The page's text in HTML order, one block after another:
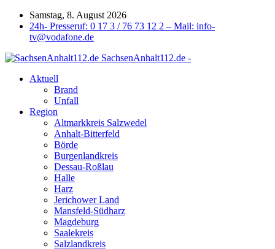
Samstag, 8. August 2026
24h- Presseruf: 0 17 3 / 76 73 12 2 – Mail: info-
tv@vodafone.de
SachsenAnhalt112.de -
Aktuell
Brand
Unfall
Region
Altmarkkreis Salzwedel
Anhalt-Bitterfeld
Börde
Burgenlandkreis
Dessau-Roßlau
Halle
Harz
Jerichower Land
Mansfeld-Südharz
Magdeburg
Saalekreis
Salzlandkreis